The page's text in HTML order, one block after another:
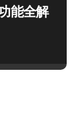
能全解